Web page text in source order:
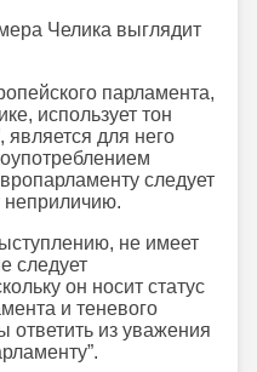
Челика выглядит
парламента,
использует тон
является для него
следует
неприличию.
не имеет
следует
он носит статус
и теневого
ответить из уважения